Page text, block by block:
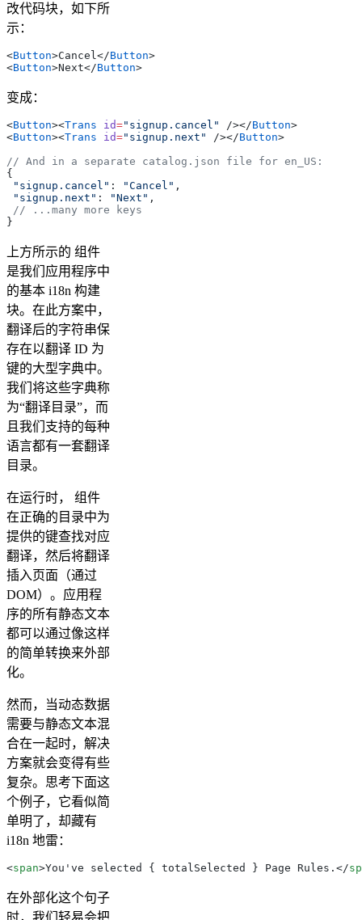
改代码块，如下所
示：
<Button>Cancel </Button>
<Button>Next</Button>
变成：
<Button><Trans id="signup.cancel" /></Button>
<Button><Trans id="signup.next" /></Button>
// And in a separate catalog.json file for en_US:
{
"signup.cancel" : "Cancel" ,
"signup.next" : "Next" ,
// ...many more keys
}
上方所示的 组件
是我们应用程序中
的基本 i18n 构建
块。在此方案中，
翻译后的字符串保
存在以翻译 ID 为
键的大型字典中。
我们将这些字典称
为“翻译目录”，而
且我们支持的每种
语言都有一套翻译
目录。
在运行时， 组件
在正确的目录中为
提供的键查找对应
翻译，然后将翻译
插入页面（通过
DOM）。应用程
序的所有静态文本
都可以通过像这样
的简单转换来外部
化。
然而，当动态数据
需要与静态文本混
合在一起时，解决
方案就会变得有些
复杂。思考下面这
个例子，它看似简
单明了，却藏有
i18n 地雷：
<span>You've selected { totalSelected } Page Rules. </
在外部化这个句子
时，我们轻易会把